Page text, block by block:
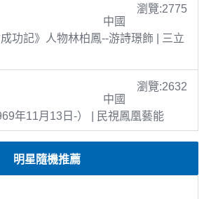
瀏覽:2775
中國
功記》人物林柏鳳--游詩璟飾 | 三立
瀏覽:2632
中國
年11月13日-） | 民視鳳凰藝能
明星隨機推薦